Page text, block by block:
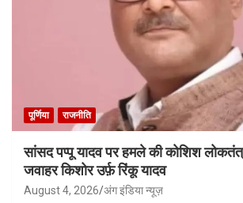
पूर्णिया राजनीति
सांसद पप्पू यादव पर हमले की कोशिश
जवाहर किशोर उर्फ़ रिंकू यादव
August 4, 2026 अंग इंडिया न्यूज़